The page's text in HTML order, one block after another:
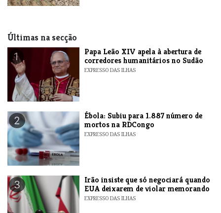
Últimas na secção
1
​Papa Leão XIV apela à abertura de
corredores humanitários no Sudão
EXPRESSO DAS ILHAS
2
​Ébola: Subiu para 1.887 número de
mortos na RDCongo
EXPRESSO DAS ILHAS
3
​Irão insiste que só negociará quando
EUA deixarem de violar memorando
EXPRESSO DAS ILHAS